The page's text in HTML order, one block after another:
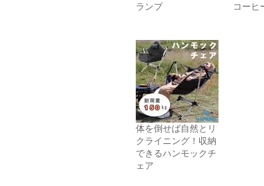
ランプ
コーヒ
体を倒せば自然とリ
クライニング！収納
できるハンモックチ
ェア